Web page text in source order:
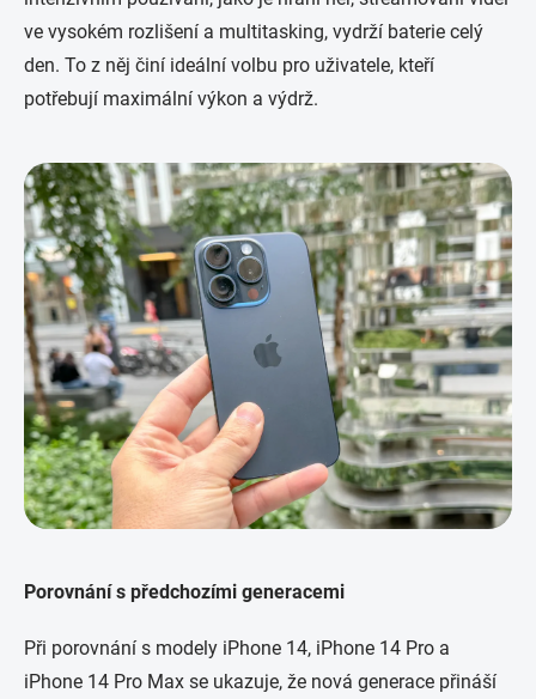
ve vysokém rozlišení a multitasking, vydrží baterie celý
den. To z něj činí ideální volbu pro uživatele, kteří
potřebují maximální výkon a výdrž.
Porovnání s předchozími generacemi
Při porovnání s modely iPhone 14, iPhone 14 Pro a
iPhone 14 Pro Max se ukazuje, že nová generace přináší